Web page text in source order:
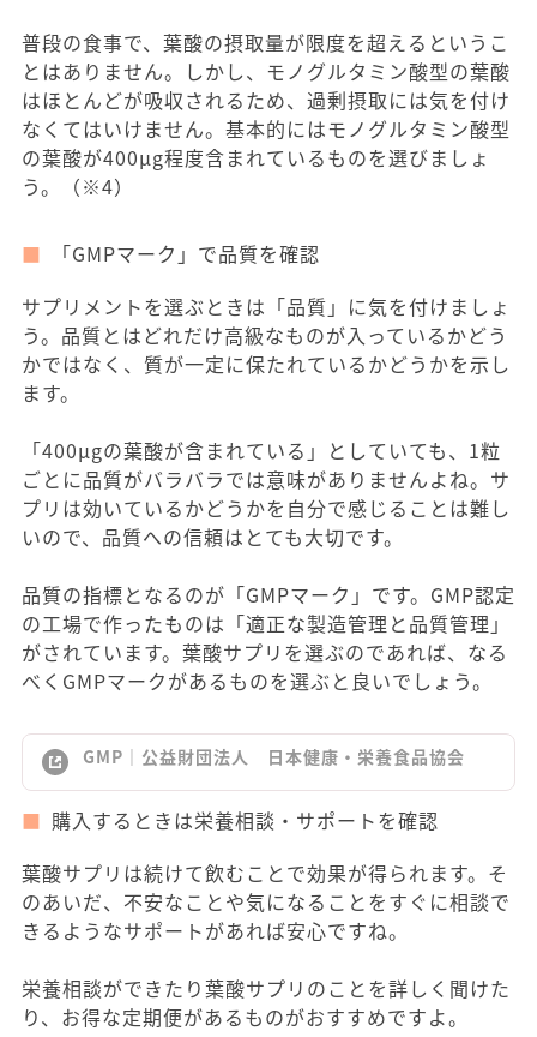
普段の食事で、葉酸の摂取量が限度を超えるというこ
とはありません。しかし、モノグルタミン酸型の葉酸
はほとんどが吸収されるため、過剰摂取には気を付け
なくてはいけません。基本的にはモノグルタミン酸型
の葉酸が400μg程度含まれているものを選びましょ
う。（※4）
「GMPマーク」で品質を確認
サプリメントを選ぶときは「品質」に気を付けましょ
う。品質とはどれだけ高級なものが入っているかどう
かではなく、質が一定に保たれているかどうかを示し
ます。
「400μgの葉酸が含まれている」としていても、1粒
ごとに品質がバラバラでは意味がありませんよね。サ
プリは効いているかどうかを自分で感じることは難し
いので、品質への信頼はとても大切です。
品質の指標となるのが「GMPマーク」です。GMP認定
の工場で作ったものは「適正な製造管理と品質管理」
がされています。葉酸サプリを選ぶのであれば、なる
べくGMPマークがあるものを選ぶと良いでしょう。
GMP｜公益財団法人 日本健康・栄養食品協会
購入するときは栄養相談・サポートを確認
葉酸サプリは続けて飲むことで効果が得られます。そ
のあいだ、不安なことや気になることをすぐに相談で
きるようなサポートがあれば安心ですね。
栄養相談ができたり葉酸サプリのことを詳しく聞けた
り、お得な定期便があるものがおすすめですよ。